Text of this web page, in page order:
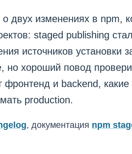
двух изменениях в npm,
staged publishing
источников установки
хороший повод
фронтенд и backend,
production.
, документация npm